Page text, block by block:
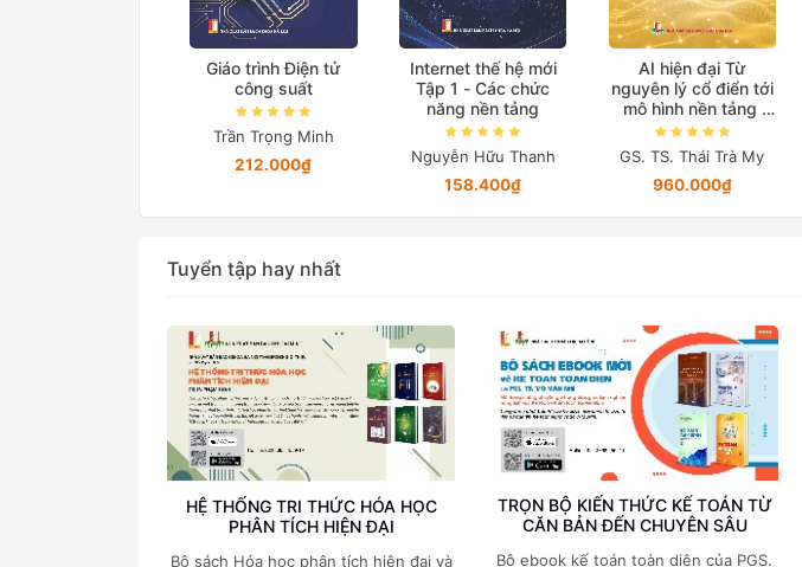
Giáo trình Điện tử
công suất
Trần Trọng Minh
212.000₫
Internet thế hệ mới
Tập 1 - Các chức
năng nền tảng
Nguyễn Hữu Thanh
158.400₫
AI hiện đại Từ
nguyên lý cổ điển tới
mô hình nền tảng
(Bản in màu đặc biệt)
GS. TS. Thái Trà My
960.000₫
Tuyển tập hay nhất
HỆ THỐNG TRI THỨC HÓA HỌC
PHÂN TÍCH HIỆN ĐẠI
Bộ sách Hóa học phân tích hiện đại và
TRỌN BỘ KIẾN THỨC KẾ TOÁN TỪ
CĂN BẢN ĐẾN CHUYÊN SÂU
Bộ ebook kế toán toàn diện của PGS.